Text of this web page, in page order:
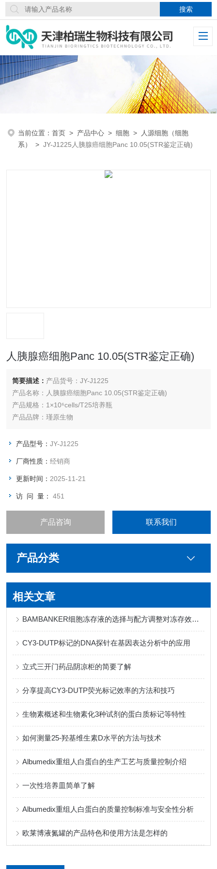
当前位置：首页 > 产品中心 >细胞 >
人源细胞（细胞
系）
>JY-J1225人胰腺癌细胞Panc 10.05(STR鉴定正确)
人胰腺癌细胞Panc 10.05(STR鉴定正确)
简要描述： 产品货号：JY-J1225
产品名称：人胰腺癌细胞Panc 10.05(STR鉴定正确)
产品规格：1×10⁶cells/T25培养瓶
产品品牌：瑾原生物
产品型号：JY-J1225
厂商性质：经销商
更新时间： 2025-11-21
访 问 量：451
产品咨询 联系我们
产品分类
相关文章
BAMBANKER细胞冻存液的选择与配方调整对冻存效果的影响
CY3-DUTP标记的DNA探针在基因表达分析中的应用
立式三开门药品阴凉柜的简要了解
分享提高CY3-DUTP荧光标记效率的方法和技巧
生物素概述和生物素化3种试剂的蛋白质标记等特性
如何测量25-羟基维生素D水平的方法与技术
Albumedix重组人白蛋白的生产工艺与质量控制介绍
一次性培养皿简单了解
Albumedix重组人白蛋白的质量控制标准与安全性分析
欧莱博液氮罐的产品特色和使用方法是怎样的